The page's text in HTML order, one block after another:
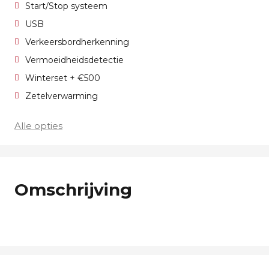
Start/Stop systeem
USB
Verkeersbordherkenning
Vermoeidheidsdetectie
Winterset + €500
Zetelverwarming
Alle opties
Omschrijving